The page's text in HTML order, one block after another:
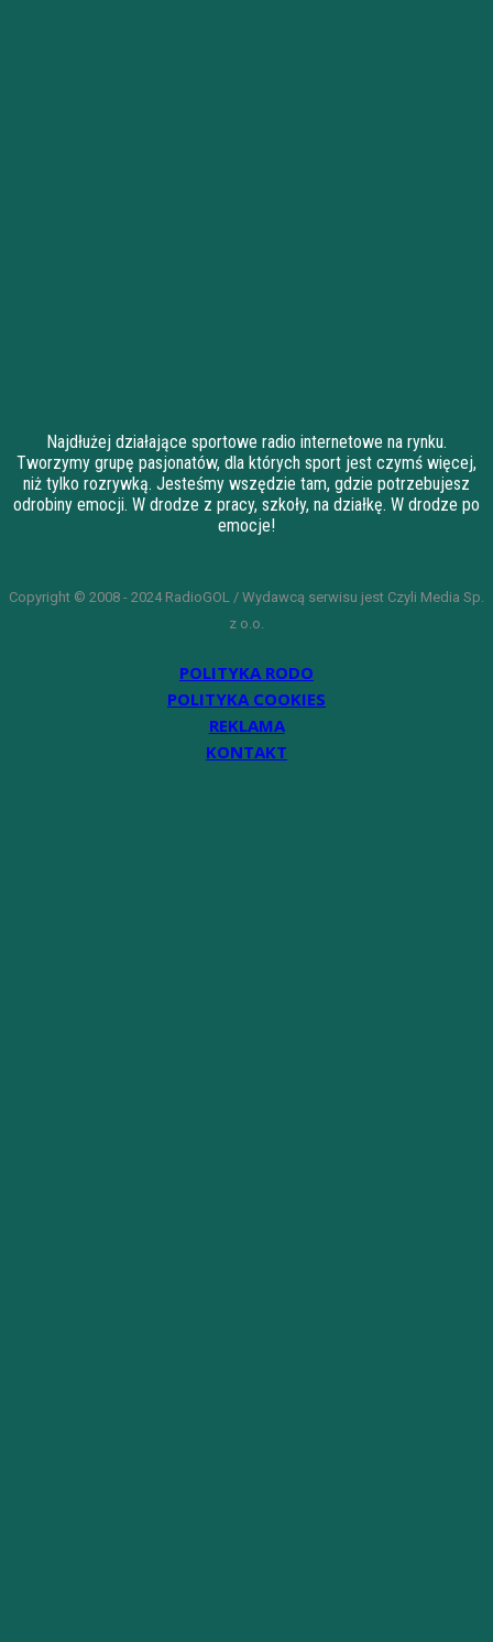
Najdłużej działające sportowe radio internetowe na rynku.
Tworzymy grupę pasjonatów, dla których sport jest czymś więcej,
niż tylko rozrywką. Jesteśmy wszędzie tam, gdzie potrzebujesz
odrobiny emocji. W drodze z pracy, szkoły, na działkę. W drodze po
emocje!
Copyright © 2008 - 2024 RadioGOL / Wydawcą serwisu jest Czyli Media Sp.
z o.o.
POLITYKA RODO
POLITYKA COOKIES
REKLAMA
KONTAKT